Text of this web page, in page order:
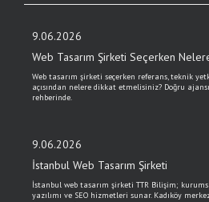
9.06.2026
Web Tasarım Şirketi Seçerken
Web tasarım şirketi seçerken referans, teknik
açısından nelere dikkat etmelisiniz? Doğru
rehberinde.
9.06.2026
İstanbul Web Tasarım Şirketi
İstanbul web tasarım şirketi TTR Bilişim;
yazılımı ve SEO hizmetleri sunar. Kadıköy